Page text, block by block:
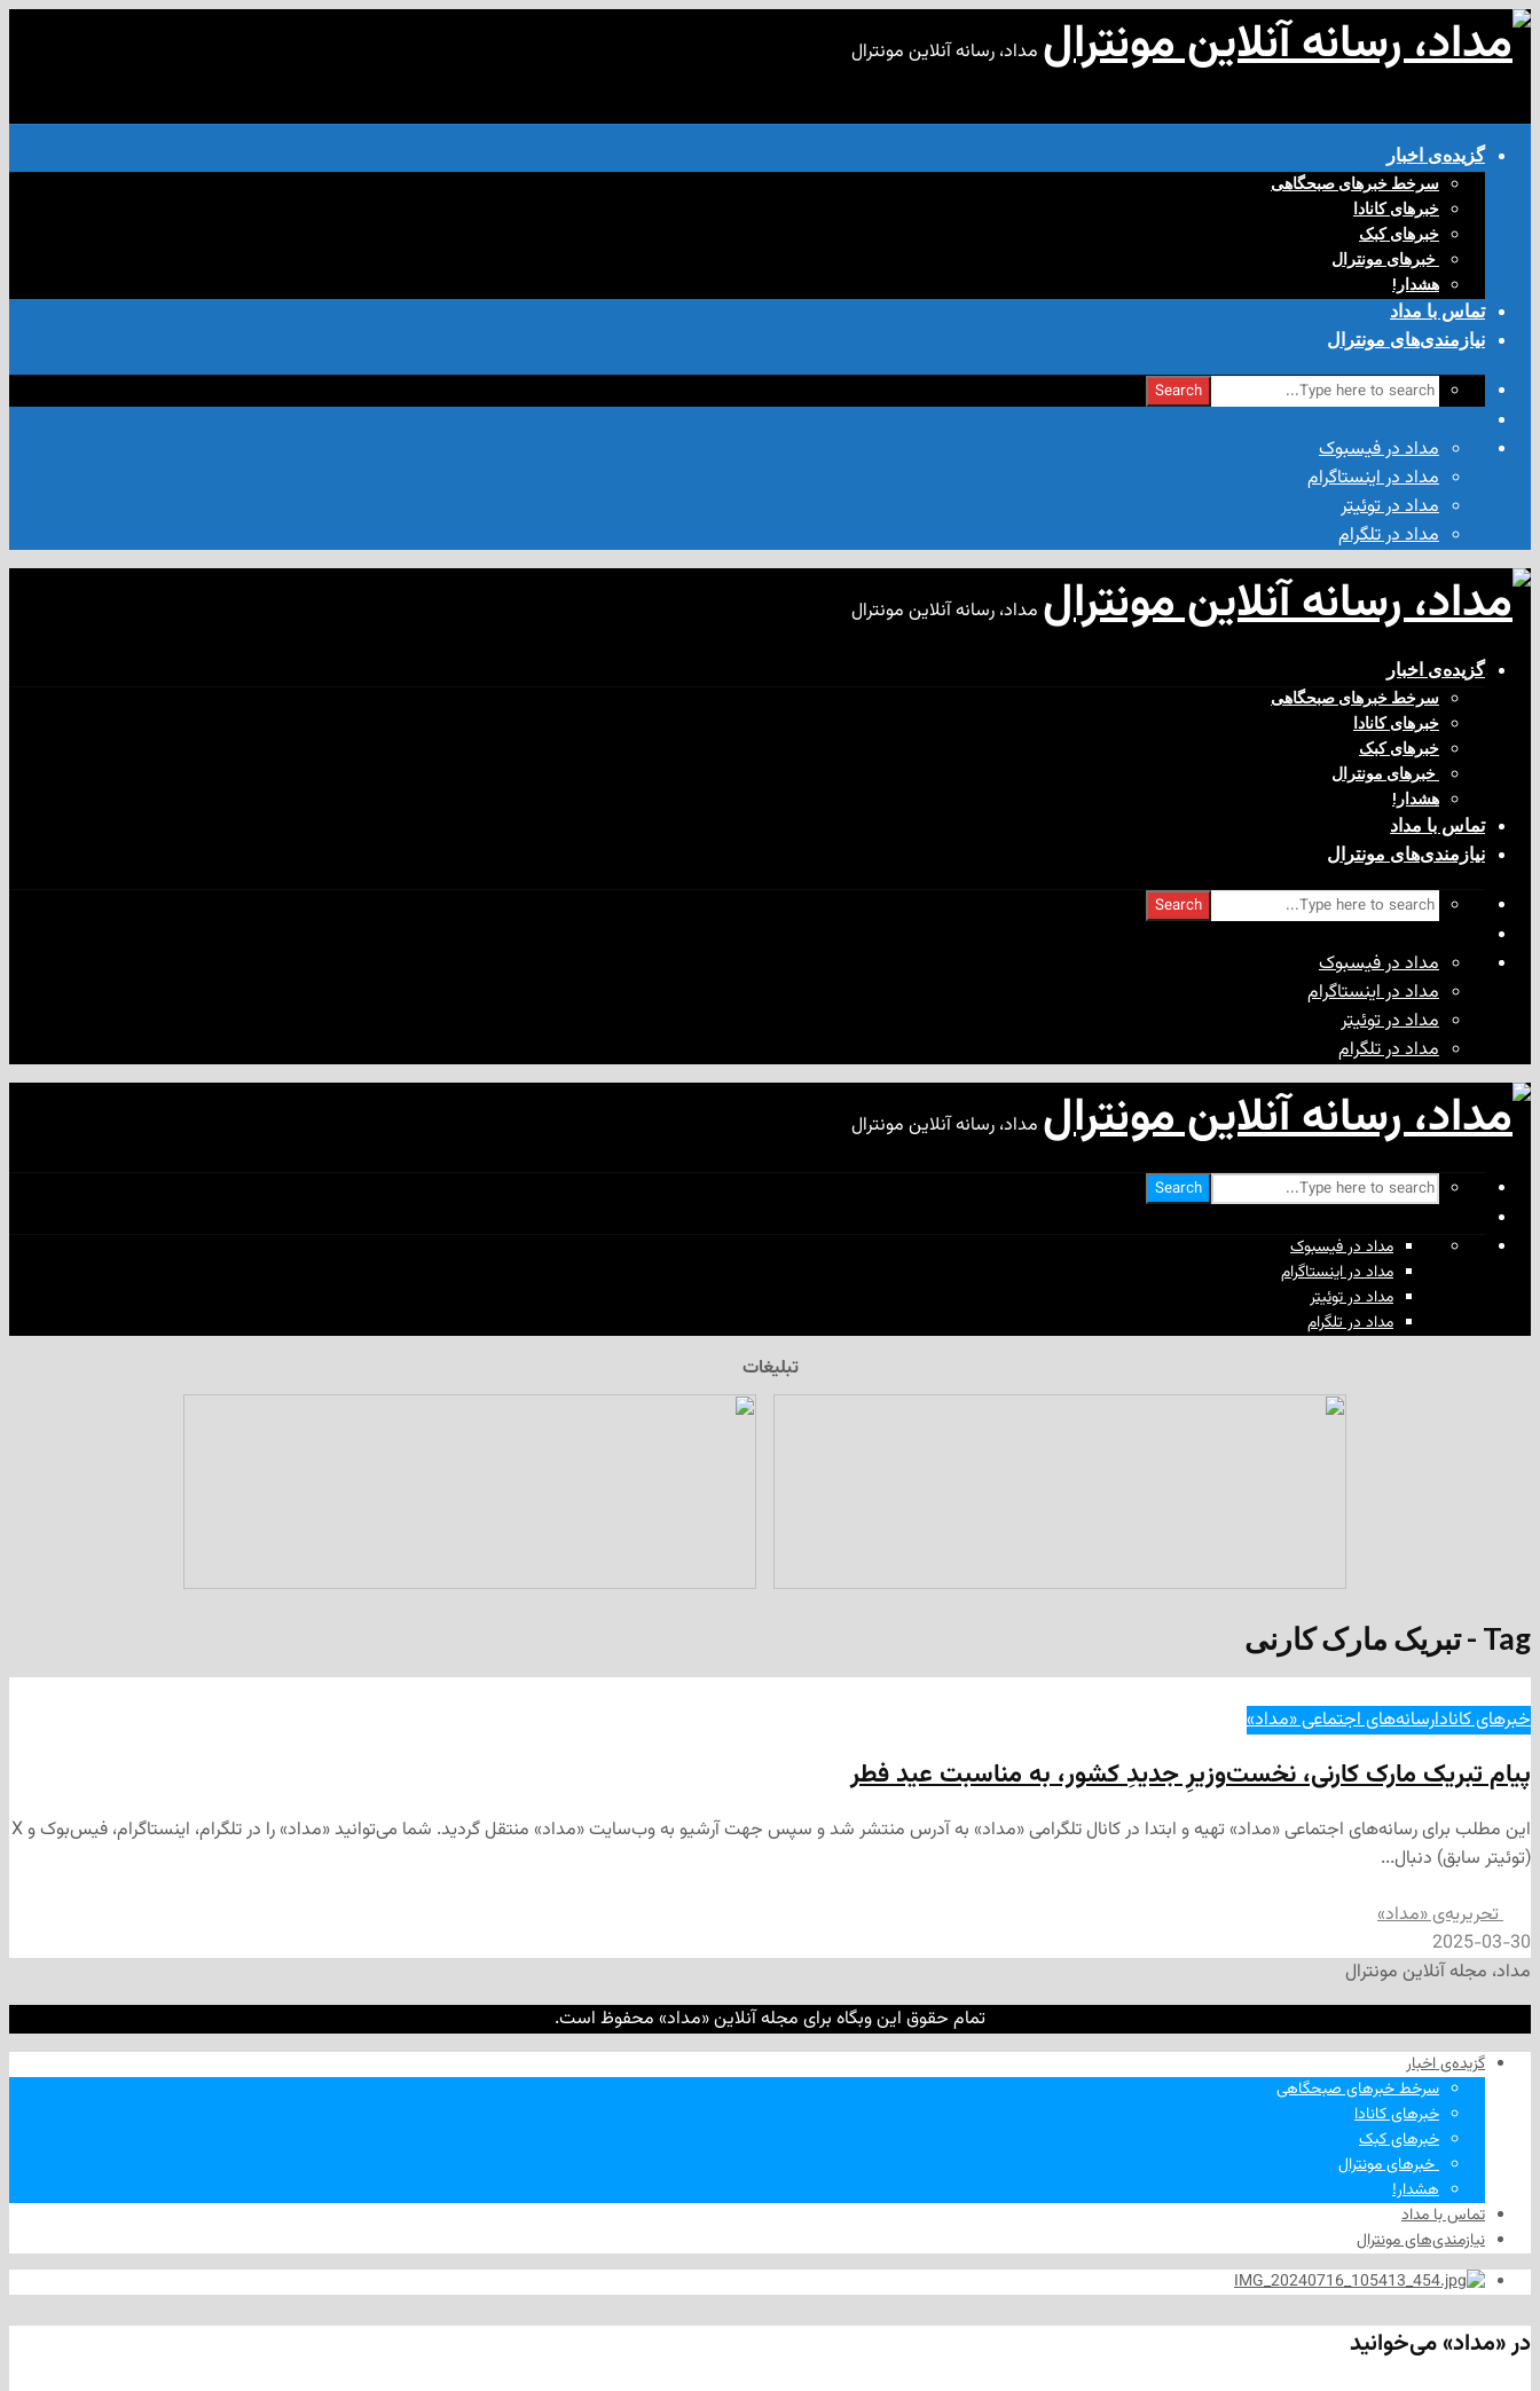
مداد، رسانه آنلاین مونترال
گزیده‌ی‌ اخبار
سرخط خبرهای صبحگاهی
خبرهای کانادا
خبرهای کبک
‌ خبرهای مونترال
هشدار!
تماس با مداد
نیازمندی‌های مونترال
Search
مداد در فیسبوک
مداد در اینستاگرام
مداد در توئیتر
مداد در تلگرام
مداد، رسانه آنلاین مونترال
گزیده‌ی‌ اخبار
سرخط خبرهای صبحگاهی
خبرهای کانادا
خبرهای کبک
‌ خبرهای مونترال
هشدار!
تماس با مداد
نیازمندی‌های مونترال
Search
مداد در فیسبوک
مداد در اینستاگرام
مداد در توئیتر
مداد در تلگرام
مداد، رسانه آنلاین مونترال
Search
مداد در فیسبوک
مداد در اینستاگرام
مداد در توئیتر
مداد در تلگرام
تبلیغات
Tag - تبریک مارک کارنی
خبرهای کانادارسانه‌های اجتماعی «مداد»
پیام تبریک مارک کارنی، نخست‌وزیرِ جدیدِ کشور، به مناسبت عید فطر
این مطلب برای رسانه‌های اجتماعی «مداد» تهیه و ابتدا در کانال تلگرامی «مداد» به آدرس منتشر شد و سپس جهت آرشیو به وب‌سایت «مداد» منتقل گردید. شما می‌توانید «مداد» را در تلگرام، اینستاگرام، فیس‌بوک و X
(توئیتر سابق) دنبال...
تحریریه‌ی «مداد»
2025-03-30
مداد، مجله آنلاین مونترال
تمام حقوق این وبگاه برای مجله آنلاین «مداد» محفوظ است.
گزیده‌ی‌ اخبار
سرخط خبرهای صبحگاهی
خبرهای کانادا
خبرهای کبک
‌ خبرهای مونترال
هشدار!
تماس با مداد
نیازمندی‌های مونترال
در «مداد» می‌خوانید